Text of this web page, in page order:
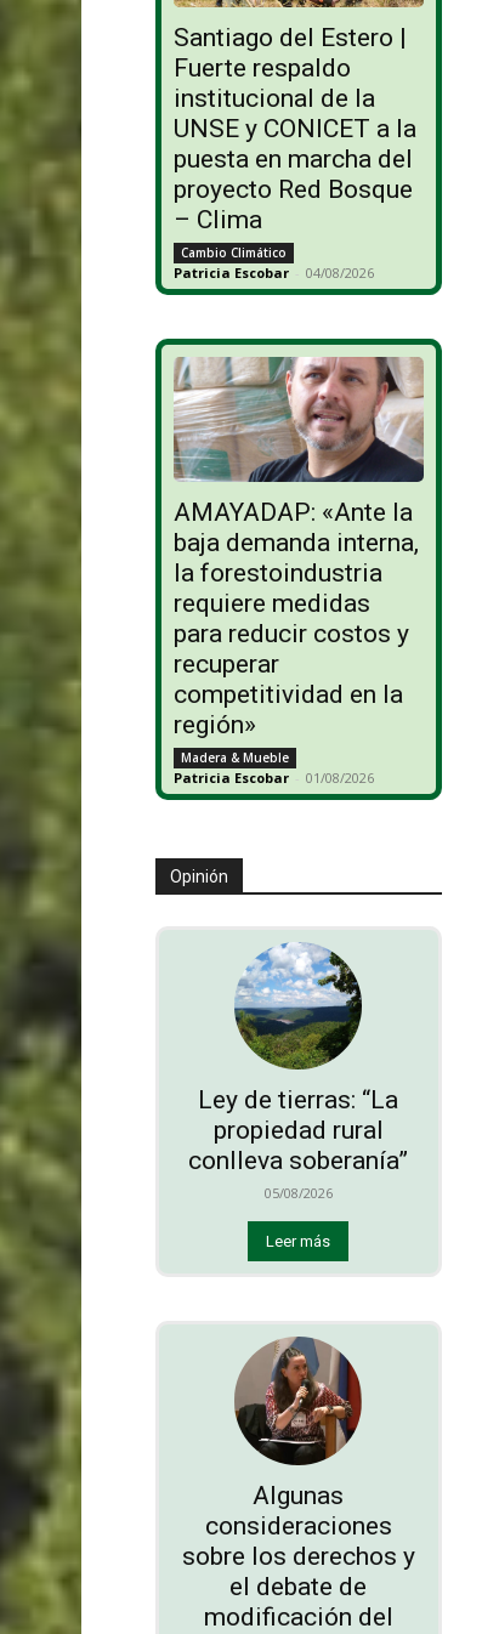
Santiago del Estero |
Fuerte respaldo
institucional de la
UNSE y CONICET a la
puesta en marcha del
proyecto Red Bosque
– Clima
Cambio Climático
Patricia Escobar - 04/08/2026
AMAYADAP: «Ante la
baja demanda interna,
la forestoindustria
requiere medidas
para reducir costos y
recuperar
competitividad en la
región»
Madera & Mueble
Patricia Escobar - 01/08/2026
Opinión
Ley de tierras: “La
propiedad rural
conlleva soberanía”
05/08/2026
Leer más
Algunas
consideraciones
sobre los derechos y
el debate de
modificación del